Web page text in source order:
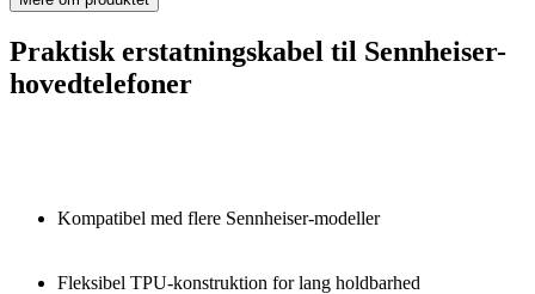
Praktisk erstatningskabel til Sennheiser-
hovedtelefoner
Kompatibel med flere Sennheiser-modeller
Fleksibel TPU-konstruktion for lang holdbarhed